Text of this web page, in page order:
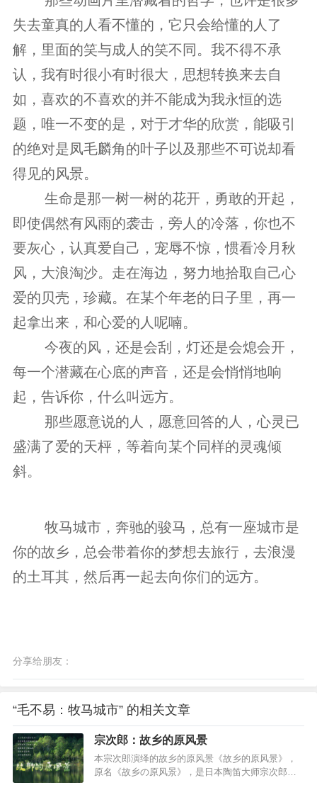
失去童真的人看不懂的，它只会给懂的人了
解，里面的笑与成人的笑不同。我不得不承
认，我有时很小有时很大，思想转换来去自
如，喜欢的不喜欢的并不能成为我永恒的选
题，唯一不变的是，对于才华的欣赏，能吸引
的绝对是凤毛麟角的叶子以及那些不可说却看
得见的风景。
生命是那一树一树的花开，勇敢的开起，
即使偶然有风雨的袭击，旁人的冷落，你也不
要灰心，认真爱自己，宠辱不惊，惯看冷月秋
风，大浪淘沙。走在海边，努力地拾取自己心
爱的贝壳，珍藏。在某个年老的日子里，再一
起拿出来，和心爱的人呢喃。
今夜的风，还是会刮，灯还是会熄会开，
每一个潜藏在心底的声音，还是会悄悄地响
起，告诉你，什么叫远方。
那些愿意说的人，愿意回答的人，心灵已
盛满了爱的天枰，等着向某个同样的灵魂倾
斜。
牧马城市，奔驰的骏马，总有一座城市是
你的故乡，总会带着你的梦想去旅行，去浪漫
的土耳其，然后再一起去向你们的远方。
分享给朋友：
“毛不易：牧马城市” 的相关文章
宗次郎：故乡的原风景
本宗次郎演绎的故乡的原风景《故乡的原风景》，
原名《故乡の原风景》，是日本陶笛大师宗次郎的